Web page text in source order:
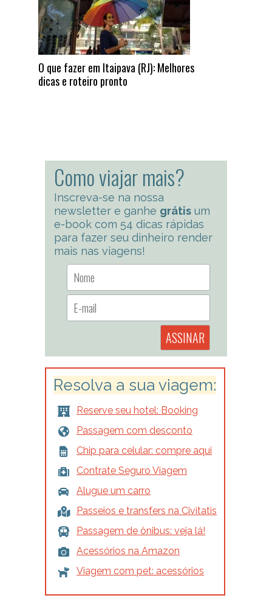
O que fazer em Itaipava (RJ): Melhores
dicas e roteiro pronto
Como viajar mais?
Inscreva-se na nossa
newsletter e ganhe grátis um
e-book com 54 dicas rápidas
para fazer seu dinheiro render
mais nas viagens!
Resolva a sua viagem:
Reserve seu hotel: Booking
Passagem com desconto
Chip para celular: compre aqui
Contrate Seguro Viagem
Alugue um carro
Passeios e transfers na Civitatis
Passagem de ônibus: veja lá!
Acessórios na Amazon
Viagem com pet: acessórios